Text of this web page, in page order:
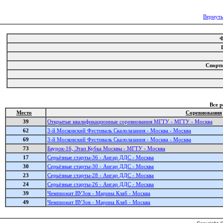
Все
Место
Соревнования
39
Открытые квалификационные соревнования МГТУ - МГТУ - Москва
62
3-й Московский Фестиваль Cкалолазания - Москва - Москва
69
3-й Московский Фестиваль Cкалолазания - Москва - Москва
73
Баурок-16, Этап Кубка Москвы - МГТУ - Москва
17
Серьёзные старты-36 - Ангар ДДС - Москва
30
Серьёзные старты-30 - Ангар ДДС - Москва
23
Серьёзные старты-28 - Ангар ДДС - Москва
24
Серьёзные старты-26 - Ангар ДДС - Москва
39
Чемпионат ВУЗов - Марина Клаб - Москва
49
Чемпионат ВУЗов - Марина Клаб - Москва